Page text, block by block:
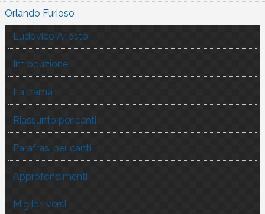
Orlando Furioso
Ludovico Ariosto
Introduzione
La trama
Riassunto per canti
Parafrasi per canti
Approfondimenti
Migliori versi